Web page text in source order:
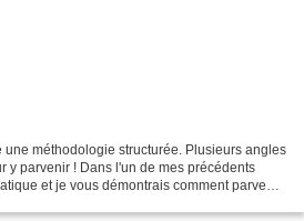
méthodologie structurée. Plusieurs angles
y parvenir ! Dans l'un de mes précédents
et je vous démontrais comment parvenir